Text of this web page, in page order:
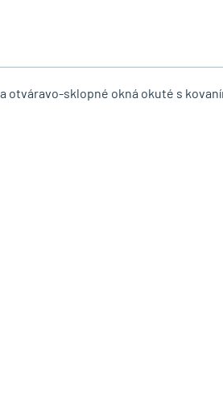
sklopné okná okuté s